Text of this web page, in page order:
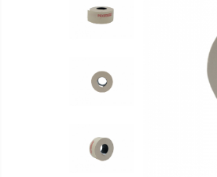
Sisteme de vanzare si gestiune
pentru Magazine (Retail)
Restaurant, Bar și Cafenea
Cantar electronic
Cantar de verificare
Cantar cu numarare